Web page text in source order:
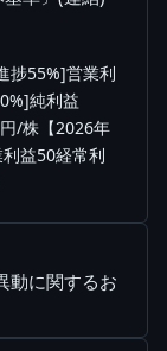
捗55%]営業利
純利益
/株【2026年
益50経常利
動に関するお